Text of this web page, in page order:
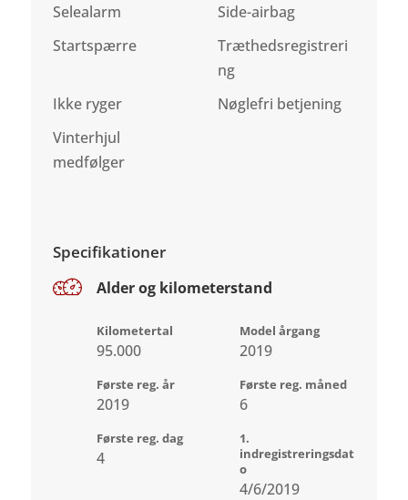
Selealarm
Side-airbag
Startspærre
Træthedsregistreri
ng
Ikke ryger
Nøglefri betjening
Vinterhjul
medfølger
Specifikationer
Alder og kilometerstand
Kilometertal
95.000
Model årgang
2019
Første reg. år
2019
Første reg. måned
6
Første reg. dag
4
1.
indregistreringsdat
o
4/6/2019